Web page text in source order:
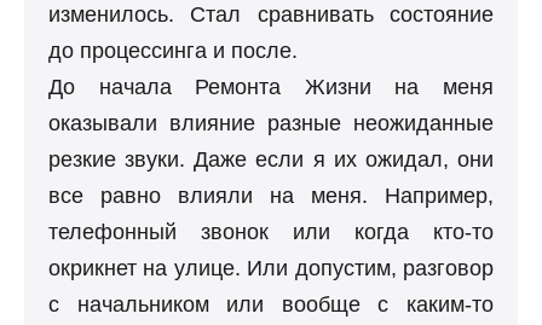
изменилось. Стал сравнивать состояние
до процессинга и после.
До начала Ремонта Жизни на меня
оказывали влияние разные неожиданные
резкие звуки. Даже если я их ожидал, они
все равно влияли на меня. Например,
телефонный звонок или когда кто-то
окрикнет на улице. Или допустим, разговор
с начальником или вообще с каким-то